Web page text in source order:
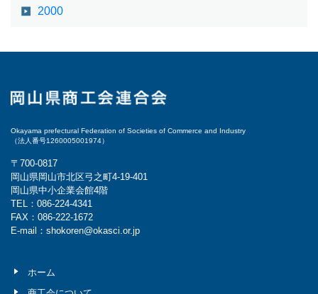
2000
Okayama prefectural Federation of Societies of Commerce and Industry
（法人番号1260005001974）
〒700-0817
岡山県岡山市北区弓之町4-19-401
岡山県中小企業会館4階
TEL：086-224-4341
FAX：086-222-1672
E-mail：shokoren@okasci.or.jp
ホーム